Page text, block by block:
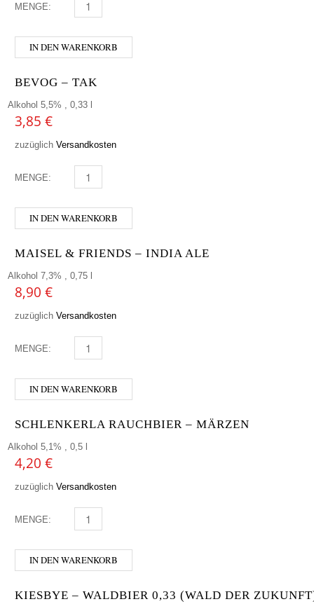
MENGE: SIBEERIA - CURIOUS CAT MENGE
IN DEN WARENKORB
BEVOG – TAK
Alkohol 5,5% , 0,33 l
3,85 €
zuzüglich Versandkosten
MENGE: BEVOG - TAK MENGE
IN DEN WARENKORB
MAISEL & FRIENDS – INDIA ALE
Alkohol 7,3% , 0,75 l
8,90 €
zuzüglich Versandkosten
MENGE: MAISEL & FRIENDS - INDIA ALE MENGE
IN DEN WARENKORB
SCHLENKERLA RAUCHBIER – MÄRZEN
Alkohol 5,1% , 0,5 l
4,20 €
zuzüglich Versandkosten
MENGE: SCHLENKERLA RAUCHBIER - MÄRZEN MENGE
IN DEN WARENKORB
KIESBYE – WALDBIER 0,33 (WALD DER